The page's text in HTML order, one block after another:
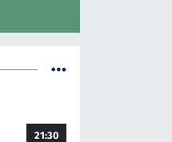
21:30